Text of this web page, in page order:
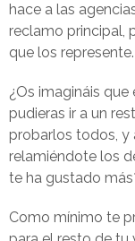
hace a las
reclamo principal,
que los
¿Os imagináis
pudieras ir a un
probarlos todos, y
relamiéndote los
te ha gustado
Como mínimo te